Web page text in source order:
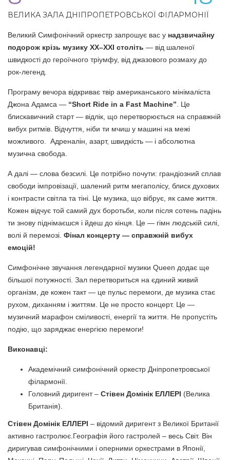
ВЕЛИКА ЗАЛА ДНІПРОПЕТРОВСЬКОЇ ФІЛАРМОНІЇ
Великий Симфонічний оркестр запрошує вас у надзвичайну
подорож крізь музику ХХ–ХХІ століть — від шаленої
швидкості до героїчного тріумфу, від джазового розмаху до
рок-легенд.
Програму вечора відкриває твір американського мінімаліста
Джона Адамса — “Short Ride in a Fast Machine” . Це
блискавичний старт — відлік, що перетворюється на справжній
вибух ритмів. Відчуття, ніби ти мчиш у машині на межі
можливого. Адреналін, азарт, швидкість — і абсолютна
музична свобода.
А далі — слова безсилі. Це потрібно почути: грандіозний сплав
свободи імпровізації, шалений ритм мегаполісу, блиск духових
і контрасти світла та тіні. Це музика, що вібрує, як саме життя.
Кожен відчує той самий дух боротьби, коли після сотень падінь
ти знову піднімаєшся і йдеш до кінця. Це — гімн людській силі,
волі й перемозі. Фінал концерту — справжній вибух
емоцій!
Симфонічне звучання легендарної музики Queen додає ще
більшої потужності. Зал перетвориться на єдиний живий
організм, де кожен такт — це пульс перемоги, де музика стає
рухом, диханням і життям. Це не просто концерт. Це —
музичний марафон сміливості, енергії та життя. Не пропустіть
подію, що заряджає енергією перемоги!
Виконавці:
Академічний симфонічний оркестр Дніпропетровської
філармонії.
Головний диригент – Стівен Домінік ЕЛЛЕРІ (Велика
Британія).
Стівен Домінік ЕЛЛЕРІ – відомий диригент з Великої Британії
активно гастролює.Географія його гастролей – весь Світ. Він
диригував симфонічними і оперними оркестрами в Японії,